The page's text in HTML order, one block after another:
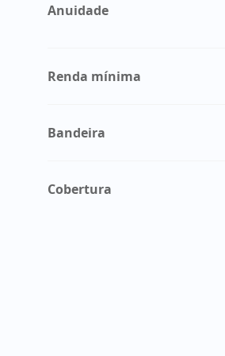
Anuidade
Renda mínima
Bandeira
Cobertura